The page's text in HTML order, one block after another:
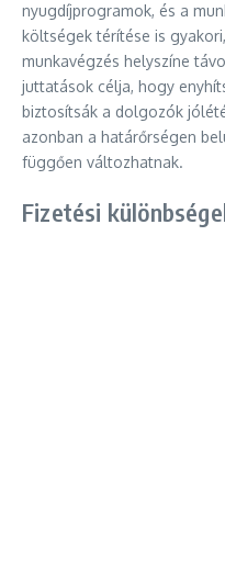
nyugdíjprogramok, és a
költségek térítése is
munkavégzés helyszíne
juttatások célja, hogy
biztosítsák a dolgozók
azonban a határőrségen
függően változhatnak.
Fizetési